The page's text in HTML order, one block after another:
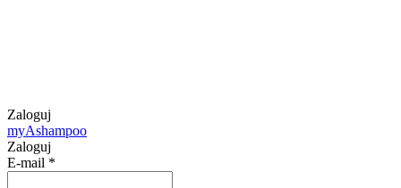
Zaloguj
myAshampoo
Zaloguj
E-mail *